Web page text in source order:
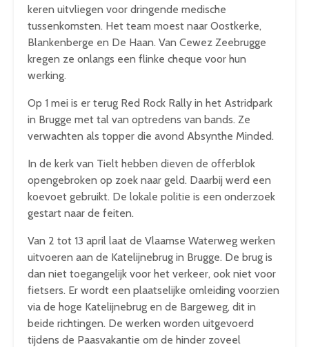
keren uitvliegen voor dringende medische
tussenkomsten. Het team moest naar Oostkerke,
Blankenberge en De Haan. Van Cewez Zeebrugge
kregen ze onlangs een flinke cheque voor hun
werking.
Op 1 mei is er terug Red Rock Rally in het Astridpark
in Brugge met tal van optredens van bands. Ze
verwachten als topper die avond Absynthe Minded.
In de kerk van Tielt hebben dieven de offerblok
opengebroken op zoek naar geld. Daarbij werd een
koevoet gebruikt. De lokale politie is een onderzoek
gestart naar de feiten.
Van 2 tot 13 april laat de Vlaamse Waterweg werken
uitvoeren aan de Katelijnebrug in Brugge. De brug is
dan niet toegangelijk voor het verkeer, ook niet voor
fietsers. Er wordt een plaatselijke omleiding voorzien
via de hoge Katelijnebrug en de Bargeweg, dit in
beide richtingen. De werken worden uitgevoerd
tijdens de Paasvakantie om de hinder zoveel